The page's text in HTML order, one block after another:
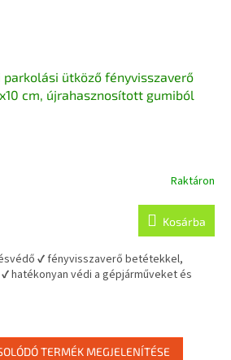
ütköző fényvisszaverő
cm, újrahasznosított gumiból
Raktáron
Kosárba
✔ fényvisszaverő betétekkel,
hatékonyan védi a gépjárműveket és
TERMÉK MEGJELENÍTÉSE